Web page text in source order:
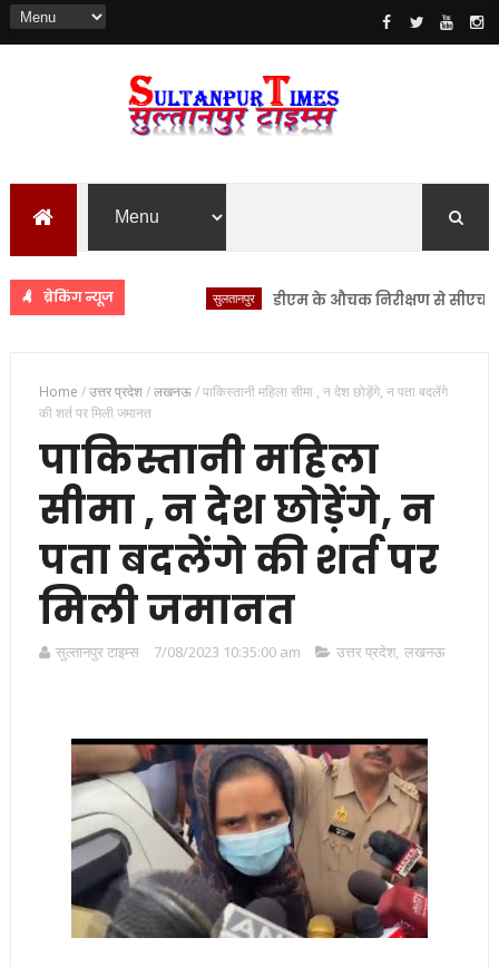
ब्रेकिंग न्यूज डीएम के औचक निरीक्षण से सीएचसी
Home /उत्तर प्रदेश/लखनऊ/पाकिस्तानी महिला सीमा , न देश छोड़ेंगे, न पता बदलेंगे
की शर्त पर मिली जमानत
पाकिस्तानी महिला
सीमा , न देश छोड़ेंगे, न
पता बदलेंगे की शर्त पर
मिली जमानत
सुल्तानपुर टाइम्स 7/08/2023 10:35:00 am उत्तर प्रदेश, लखनऊ